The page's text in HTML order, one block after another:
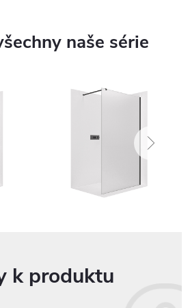
naše série
k produktu